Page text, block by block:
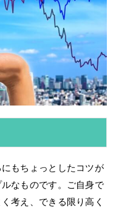
もちょっとしたコツが
なものです。ご自身で
考え、できる限り高く